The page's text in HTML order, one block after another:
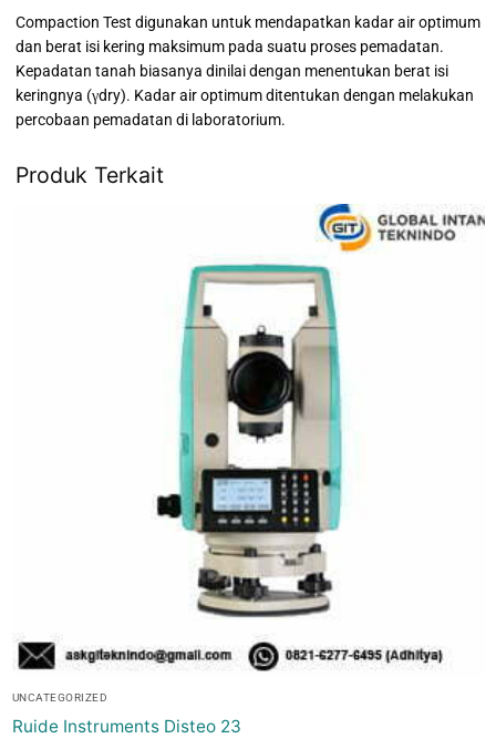
Compaction Test digunakan untuk mendapatkan kadar air optimum
dan berat isi kering maksimum pada suatu proses pemadatan.
Kepadatan tanah biasanya dinilai dengan menentukan berat isi
keringnya (γdry). Kadar air optimum ditentukan dengan melakukan
percobaan pemadatan di laboratorium.
Produk Terkait
UNCATEGORIZED
Ruide Instruments Disteo 23